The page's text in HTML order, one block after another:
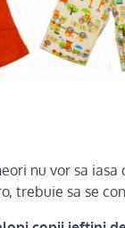
nu vor sa
trebuie sa se